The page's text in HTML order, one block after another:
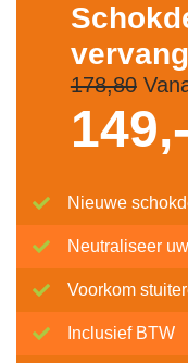
178,80
149,-
Nieuwe
Neutraliseer
Voorkom
Inclusief BTW